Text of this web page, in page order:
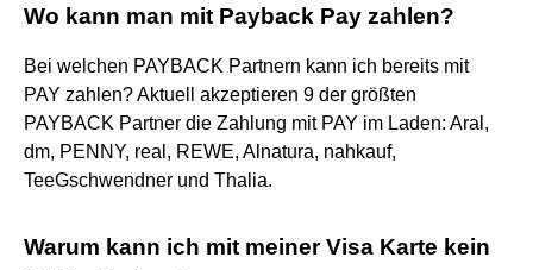
Wo kann man mit Payback Pay zahlen?
Bei welchen PAYBACK Partnern kann ich bereits mit
PAY zahlen? Aktuell akzeptieren 9 der größten
PAYBACK Partner die Zahlung mit PAY im Laden: Aral,
dm, PENNY, real, REWE, Alnatura, nahkauf,
TeeGschwendner und Thalia.
Warum kann ich mit meiner Visa Karte kein